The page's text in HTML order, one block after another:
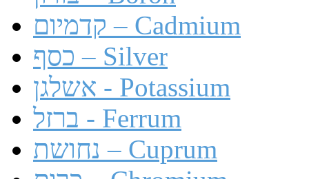
קדמיום – Cadmium
כסף – Silver
אשלגן - Potassium
ברזל - Ferrum
נחושת – Cuprum